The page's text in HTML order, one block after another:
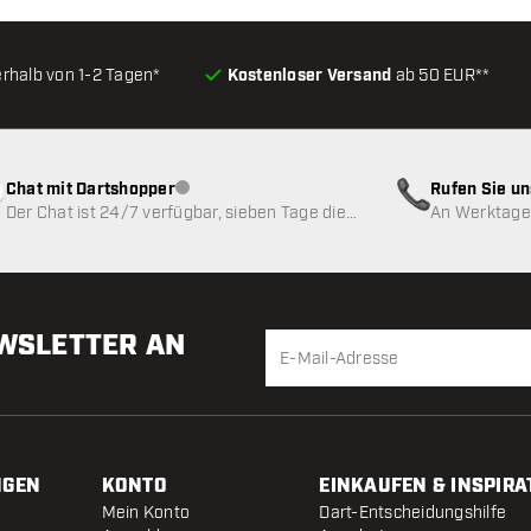
von 1-2 Tagen* Kostenloser Versand ab 50 EUR**
Chat mit DartshopperKundenservice nicht verfügbar
Der Chat ist 24/7 verfügbar, sieben Tage die
Rufen Sie
An
AN
KONTO
Mein Konto
EINKAUFEN &
Dart-Entscheidungshilfe